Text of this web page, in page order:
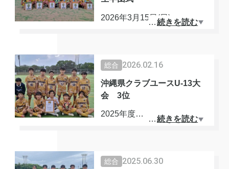
小学6年生で
初めてGRANDEのトレーニ
進学します。｣
と話していたことを思い出し
ます。
合格が最終目標では無いと思
りです😊
優勝が決まると来年度からは
九州沖縄U15リーグへと昇格
優勝目指してしっかりと取り
組みます！
応援よろしくお願いいたしま
す。
2026年3月15日(日)
8期生の卒団式を行いまし
た。
1、2年生の保護者の皆さまか
らは
ありがとうございます😊
…続きを読む
総合 2026.02.16
沖縄県クラブユースU-13大
会 3位
2025年度
順位トーナメント
続きを読む
総合 2025.06.30